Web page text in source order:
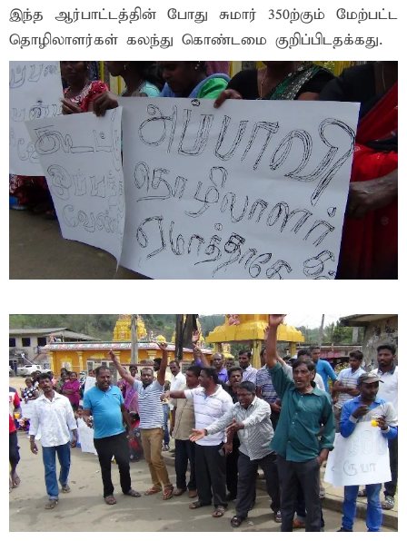
இந்த ஆர்பாட்டத்தின் போது சுமார் 350ற்கும் மேற்பட்ட
தொழிலாளர்கள் கலந்து கொண்டமை குறிப்பிடதக்கது.